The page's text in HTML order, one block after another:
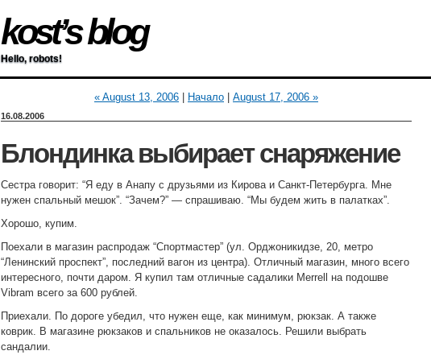
kost’s blog
Hello, robots!
« August 13, 2006 Начало August 17, 2006 »
16.08.2006
Блондинка выбирает снаряжение
Сестра говорит: “Я еду в Анапу с друзьями из Кирова и Санкт-Петербурга. Мне
нужен спальный мешок”. “Зачем?” — спрашиваю. “Мы будем жить в палатках”.
Хорошо, купим.
Поехали в магазин распродаж “Спортмастер” (ул. Орджоникидзе, 20, метро
“Ленинский проспект”, последний вагон из центра). Отличный магазин, много всего
интересного, почти даром. Я купил там отличные садалики Merrell на подошве
Vibram всего за 600 рублей.
Приехали. По дороге убедил, что нужен еще, как минимум, рюкзак. А также
коврик. В магазине рюкзаков и спальников не оказалось. Решили выбрать
сандалии.